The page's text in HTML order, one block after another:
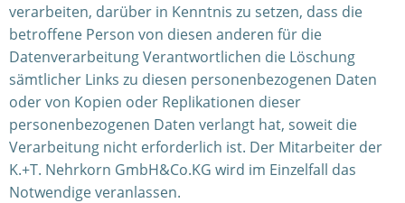
verarbeiten, darüber in Kenntnis zu setzen, dass die
betroffene Person von diesen anderen für die
Datenverarbeitung Verantwortlichen die Löschung
sämtlicher Links zu diesen personenbezogenen Daten
oder von Kopien oder Replikationen dieser
personenbezogenen Daten verlangt hat, soweit die
Verarbeitung nicht erforderlich ist. Der Mitarbeiter der
K.+T. Nehrkorn GmbH&Co.KG wird im Einzelfall das
Notwendige veranlassen.